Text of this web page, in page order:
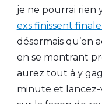
je ne pourrai rien
exs finissent
désormais qu’en
en se montrant
aurez tout à y
minute et lancez-